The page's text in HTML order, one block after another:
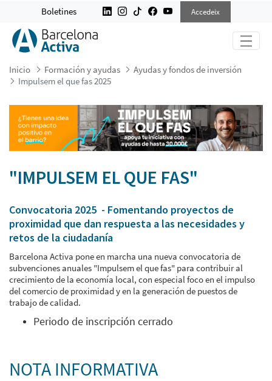
IMPULSEM EL QUE FAS 2025
Boletines Accedeix
Inicio Formación y ayudas
Ayudas y fondos de inversión
Impulsem el que fas 2025
"IMPULSEM EL QUE FAS"
Convocatoria 2025 - Fomentando proyectos de
proximidad que dan respuesta a las necesidades y
retos de la ciudadanía
Barcelona Activa pone en marcha una nueva convocatoria de
subvenciones anuales "Impulsem el que fas" para contribuir al
crecimiento de la economía local, con especial foco en el impulso
del comercio de proximidad y en la generación de puestos de
trabajo de calidad.
Periodo de inscripción cerrado
NOTA INFORMATIVA